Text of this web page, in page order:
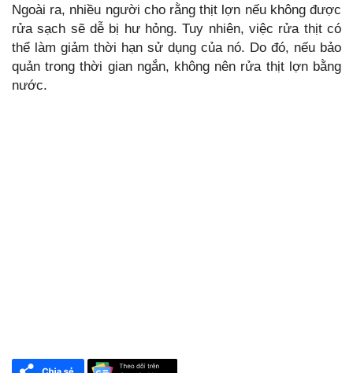
Ngoài ra, nhiều người cho rằng thịt lợn nếu không được
rửa sạch sẽ dễ bị hư hỏng. Tuy nhiên, việc rửa thịt có
thể làm giảm thời hạn sử dụng của nó. Do đó, nếu bảo
quản trong thời gian ngắn, không nên rửa thịt lợn bằng
nước.